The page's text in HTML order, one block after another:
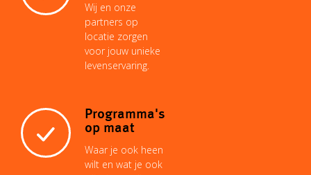
Wij en onze
partners op
locatie zorgen
voor jouw unieke
levenservaring.
Programma's
op maat
Waar je ook heen
wilt en wat je ook